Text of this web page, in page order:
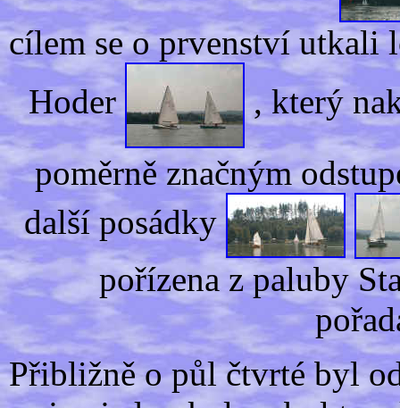
cílem se o prvenství utkali
Hoder
, který
poměrně značným
další posádky
pořízena z paluby
Přibližně o půl čtvrté byl